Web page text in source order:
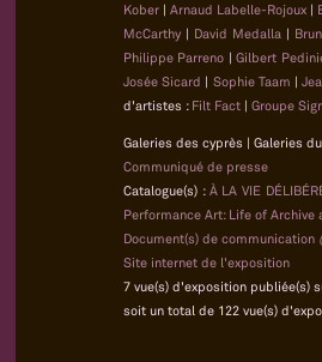
Kober |Arnaud Labelle-Rojoux |
McCarthy | David Medalla |
Philippe Parreno |Gilbert
Josée Sicard | Sophie Taam |
d'artistes : Filt Fact | Groupe
Galeries des cyprès | Galeries
Communiqué de presse
Catalogue(s) : À LA VIE
Performance Art: Life of Archive
Document(s) de communication
Site internet de l'exposition
7 vue(s) d'exposition publiée(s)
soit un total de 122 vue(s)